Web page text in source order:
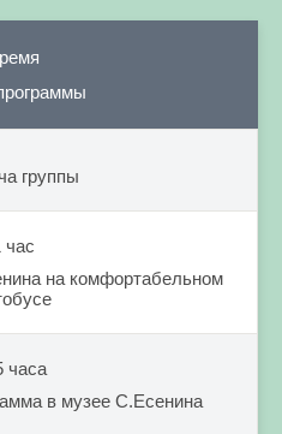
группы
час
на комфортабельном
часа
в музее С.Есенина